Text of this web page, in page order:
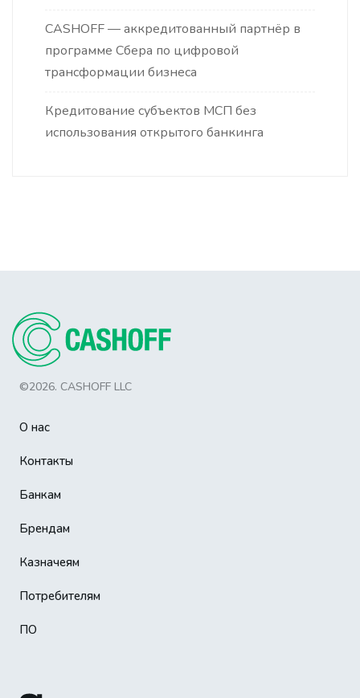
CASHOFF — аккредитованный партнёр в
программе Сбера по цифровой
трансформации бизнеса
Кредитование субъектов МСП без
использования открытого банкинга
©2026. CASHOFF LLC
О нас
Контакты
Банкам
Брендам
Казначеям
Потребителям
ПО